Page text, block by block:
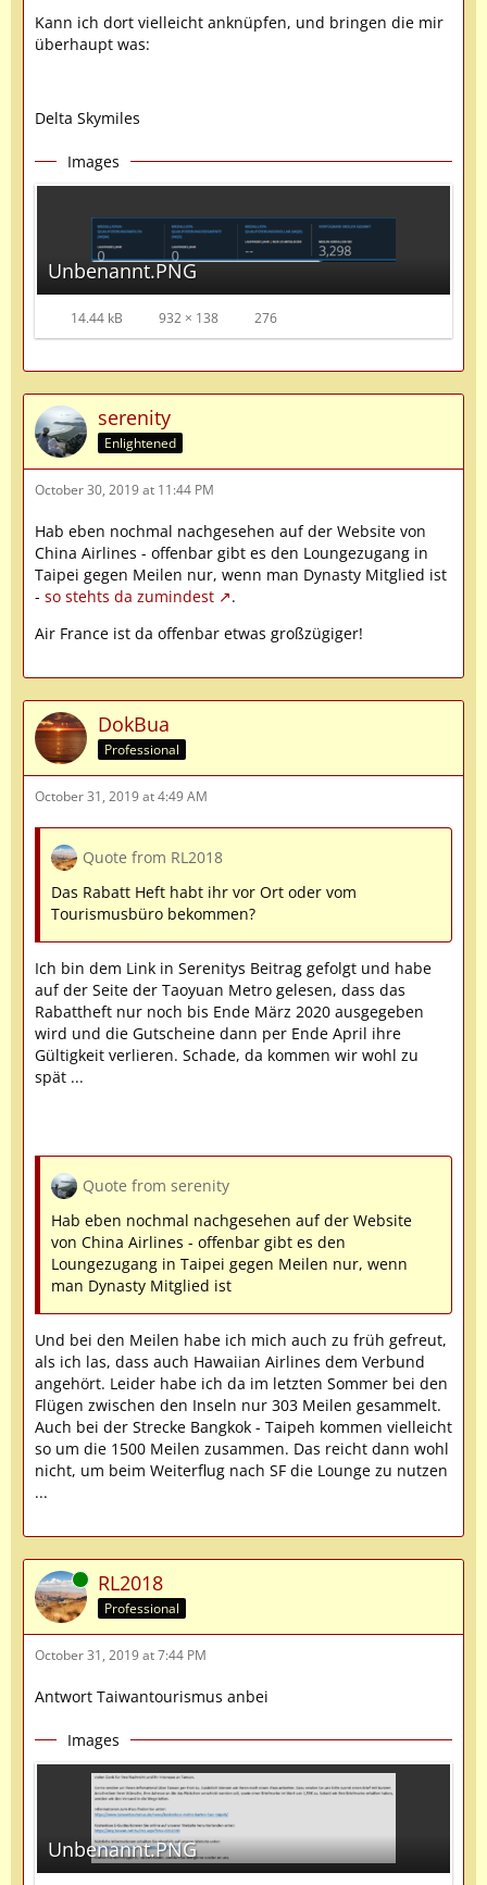
Kann ich dort vielleicht anknüpfen, und bringen die mir
überhaupt was:
Delta Skymiles
Images
Unbenannt.PNG
14.44 kB 932 × 138 276
serenity
Enlightened
October 30, 2019 at 11:44 PM
Hab eben nochmal nachgesehen auf der Website von
China Airlines - offenbar gibt es den Loungezugang in
Taipei gegen Meilen nur, wenn man Dynasty Mitglied ist
- so stehts da zumindest
.
Air France ist da offenbar etwas großzügiger!
DokBua
Professional
October 31, 2019 at 4:49 AM
Quote from RL2018
Das Rabatt Heft habt ihr vor Ort oder vom
Tourismusbüro bekommen?
Ich bin dem Link in Serenitys Beitrag gefolgt und habe
auf der Seite der Taoyuan Metro gelesen, dass das
Rabattheft nur noch bis Ende März 2020 ausgegeben
wird und die Gutscheine dann per Ende April ihre
Gültigkeit verlieren. Schade, da kommen wir wohl zu
spät ...
Quote from serenity
Hab eben nochmal nachgesehen auf der Website
von China Airlines - offenbar gibt es den
Loungezugang in Taipei gegen Meilen nur, wenn
man Dynasty Mitglied ist
Und bei den Meilen habe ich mich auch zu früh gefreut,
als ich las, dass auch Hawaiian Airlines dem Verbund
angehört. Leider habe ich da im letzten Sommer bei den
Flügen zwischen den Inseln nur 303 Meilen gesammelt.
Auch bei der Strecke Bangkok - Taipeh kommen vielleicht
so um die 1500 Meilen zusammen. Das reicht dann wohl
nicht, um beim Weiterflug nach SF die Lounge zu nutzen
...
Online RL2018
Professional
October 31, 2019 at 7:44 PM
Antwort Taiwantourismus anbei
Images
Unbenannt.PNG